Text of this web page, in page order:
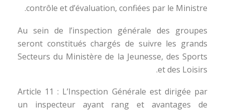
contrôle et d’évaluation, confiées par le Ministre.
Au sein de l’inspection générale des groupes
seront constitués chargés de suivre les grands
Secteurs du Ministère de la Jeunesse, des Sports
et des Loisirs.
Article 11 : L’Inspection Générale est dirigée par
un inspecteur ayant rang et avantages de